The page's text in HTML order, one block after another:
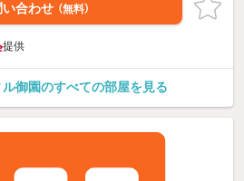
い合わせ （無料）
提供
御園のすべての部屋を見る